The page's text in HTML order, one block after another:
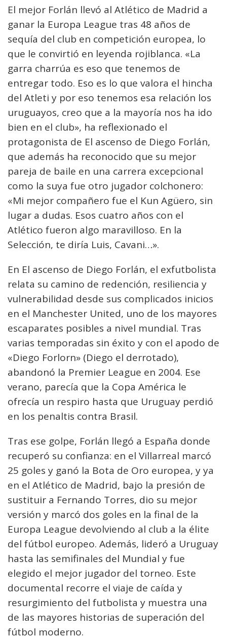
El mejor Forlán llevó al Atlético de Madrid a
ganar la Europa League tras 48 años de
sequía del club en competición europea, lo
que le convirtió en leyenda rojiblanca. «La
garra charrúa es eso que tenemos de
entregar todo. Eso es lo que valora el hincha
del Atleti y por eso tenemos esa relación los
uruguayos, creo que a la mayoría nos ha ido
bien en el club», ha reflexionado el
protagonista de El ascenso de Diego Forlán,
que además ha reconocido que su mejor
pareja de baile en una carrera excepcional
como la suya fue otro jugador colchonero:
«Mi mejor compañero fue el Kun Agüero, sin
lugar a dudas. Esos cuatro años con el
Atlético fueron algo maravilloso. En la
Selección, te diría Luis, Cavani…».
En El ascenso de Diego Forlán, el exfutbolista
relata su camino de redención, resiliencia y
vulnerabilidad desde sus complicados inicios
en el Manchester United, uno de los mayores
escaparates posibles a nivel mundial. Tras
varias temporadas sin éxito y con el apodo de
«Diego Forlorn» (Diego el derrotado),
abandonó la Premier League en 2004. Ese
verano, parecía que la Copa América le
ofrecía un respiro hasta que Uruguay perdió
en los penaltis contra Brasil.
Tras ese golpe, Forlán llegó a España donde
recuperó su confianza: en el Villarreal marcó
25 goles y ganó la Bota de Oro europea, y ya
en el Atlético de Madrid, bajo la presión de
sustituir a Fernando Torres, dio su mejor
versión y marcó dos goles en la final de la
Europa League devolviendo al club a la élite
del fútbol europeo. Además, lideró a Uruguay
hasta las semifinales del Mundial y fue
elegido el mejor jugador del torneo. Este
documental recorre el viaje de caída y
resurgimiento del futbolista y muestra una
de las mayores historias de superación del
fútbol moderno.